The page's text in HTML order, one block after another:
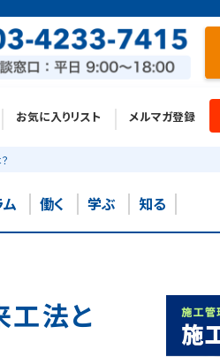
お気に入りリスト メルマガ登録
働く 学ぶ 知る
工法と